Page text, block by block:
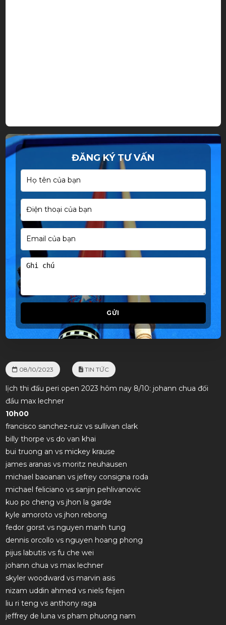
ĐĂNG KÝ TƯ VẤN
GỬI
08/10/2023 TIN TỨC
lịch thi đấu peri open 2023 hôm nay 8/10: johann chua đối
đầu max lechner
10h00
francisco sanchez-ruiz vs sullivan clark
billy thorpe vs do van khai
bui truong an vs mickey krause
james aranas vs moritz neuhausen
michael baoanan vs jefrey consigna roda
michael feliciano vs sanjin pehlivanovic
kuo po cheng vs jhon la garde
kyle amoroto vs jhon rebong
fedor gorst vs nguyen manh tung
dennis orcollo vs nguyen hoang phong
pijus labutis vs fu che wei
johann chua vs max lechner
skyler woodward vs marvin asis
nizam uddin ahmed vs niels feijen
liu ri teng vs anthony raga
jeffrey de luna vs pham phuong nam